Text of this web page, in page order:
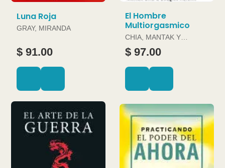
Luna Roja
GRAY, MIRANDA
$ 91.00
El Hombre
Multiorgasmico
CHIA, MANTAK Y
DOUGLAS ABRAMS
$ 97.00